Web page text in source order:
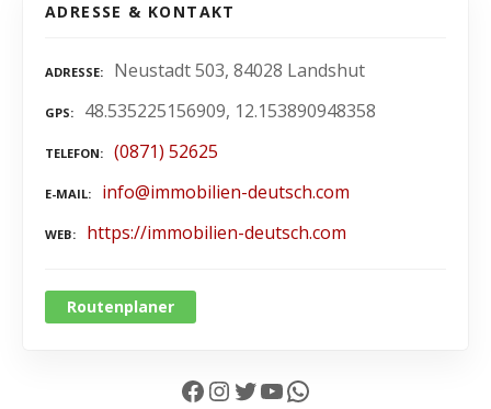
ADRESSE & KONTAKT
ADRESSE Neustadt 503, 84028 Landshut
GPS 48.535225156909, 12.153890948358
TELEFON (0871) 52625
E-MAIL info@immobilien-deutsch.com
WEB https://immobilien-deutsch.com
Routenplaner
Facebook InstagramTwitter YouTube WhatsApp